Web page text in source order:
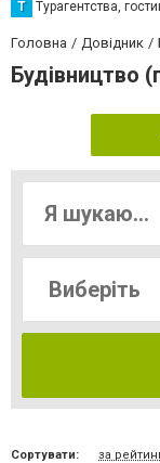
Т Турагентства,
Головна Довідник
Будівництво
Сортувати: за